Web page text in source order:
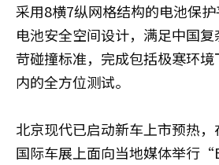
采用8横7纵网格结构的电池保
电池安全空间设计，满足中国
苛碰撞标准，完成包括极寒环
内的全方位测试。
北京现代已启动新车上市预热
国际车展上面向当地媒体举行